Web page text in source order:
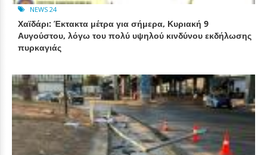
NEWS 24
Χαϊδάρι: Έκτακτα μέτρα για σήμερα, Κυριακή 9
Αυγούστου, λόγω του πολύ υψηλού κινδύνου εκδήλωσης
πυρκαγιάς